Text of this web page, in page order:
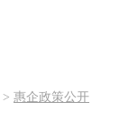
> 惠企政策公开